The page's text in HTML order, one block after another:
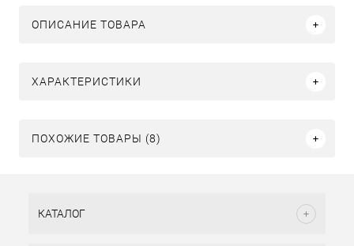
ОПИСАНИЕ ТОВАРА
ХАРАКТЕРИСТИКИ
ПОХОЖИЕ ТОВАРЫ (8)
КАТАЛОГ